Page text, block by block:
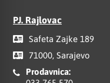
PJ. Rajlovac
Safeta Zajke 189
71000, Sarajevo
Prodavnica: